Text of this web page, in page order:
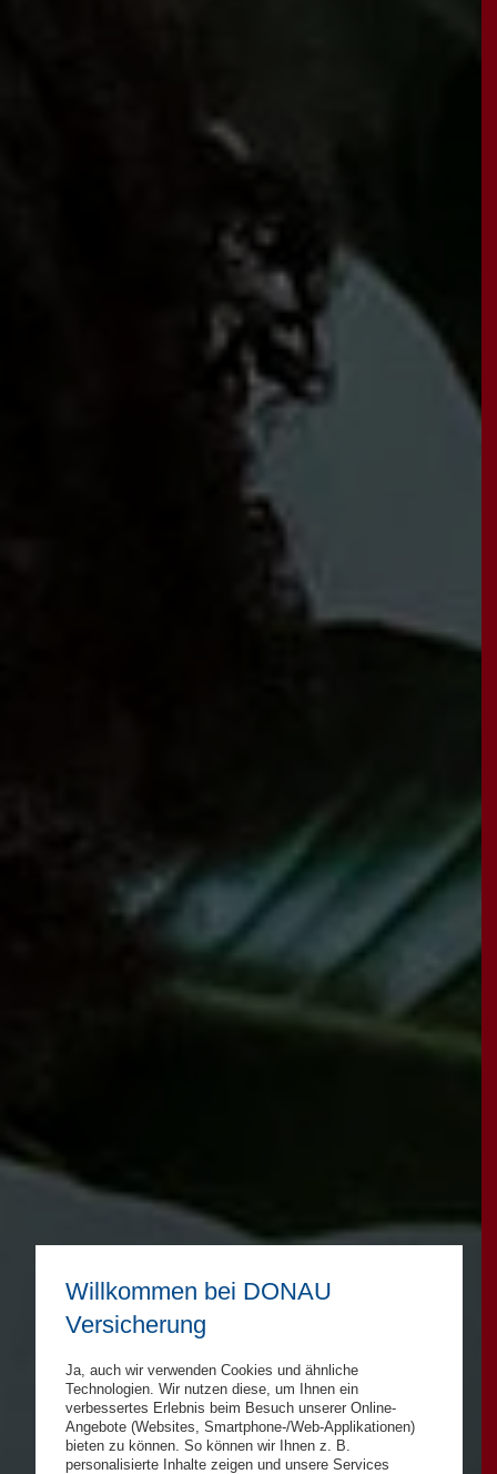
Willkommen bei DONAU
Versicherung
Ja, auch wir verwenden Cookies und ähnliche
Technologien. Wir nutzen diese, um Ihnen ein
verbessertes Erlebnis beim Besuch unserer Online-
Angebote (Websites, Smartphone-/Web-Applikationen)
bieten zu können. So können wir Ihnen z. B.
personalisierte Inhalte zeigen und unsere Services